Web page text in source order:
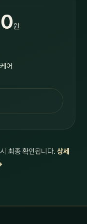
원
어
최종 확인됩니다.상세